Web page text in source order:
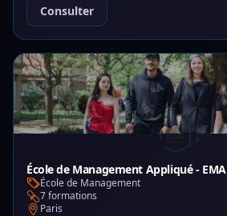
Consulter
École de Management Appliqué - EMA
École de Management
7 formations
Paris